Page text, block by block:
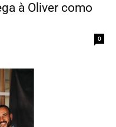
à Oliver como
0